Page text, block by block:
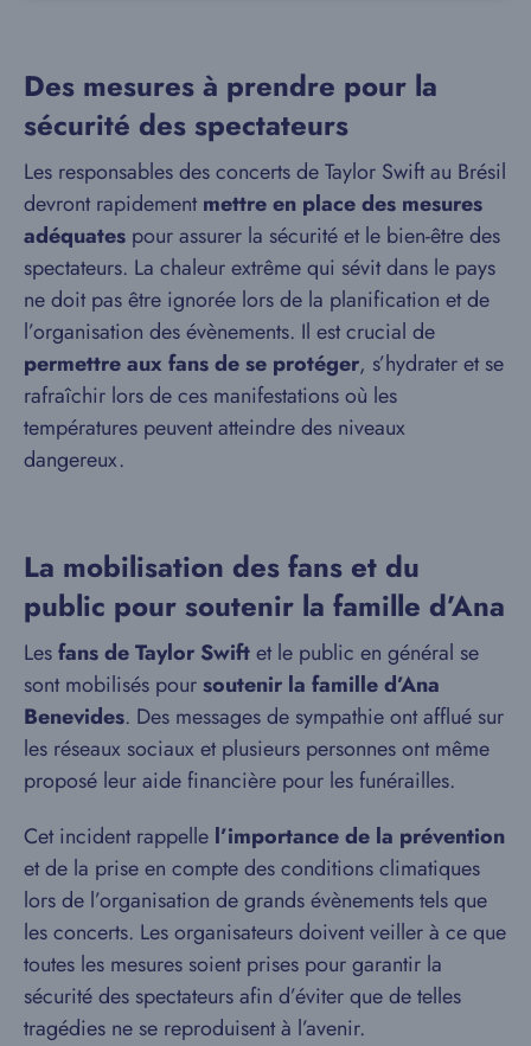
Des mesures à prendre pour la
sécurité des spectateurs
Les responsables des concerts de Taylor Swift au Brésil
devront rapidementmettre en place des mesures
adéquates pour assurer la sécurité et le bien-être des
spectateurs. La chaleur extrême qui sévit dans le pays
ne doit pas être ignorée lors de la planification et de
l’organisation des évènements. Il est crucial de
permettre aux fans de se protéger, s’hydrater et se
rafraîchir lors de ces manifestations où les
températures peuvent atteindre des niveaux
dangereux.
La mobilisation des fans et du
public pour soutenir la famille d’Ana
Lesfans de Taylor Swiftet le public en général se
sont mobilisés poursoutenir la famille d’Ana
Benevides. Des messages de sympathie ont afflué sur
les réseaux sociaux et plusieurs personnes ont même
proposé leur aide financière pour les funérailles.
Cet incident rappelle l’importance de la prévention
et de la prise en compte des conditions climatiques
lors de l’organisation de grands évènements tels que
les concerts. Les organisateurs doivent veiller à ce que
toutes les mesures soient prises pour garantir la
sécurité des spectateurs afin d’éviter que de telles
tragédies ne se reproduisent à l’avenir.